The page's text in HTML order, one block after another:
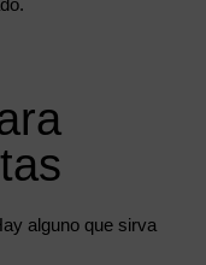
alguno que sirva